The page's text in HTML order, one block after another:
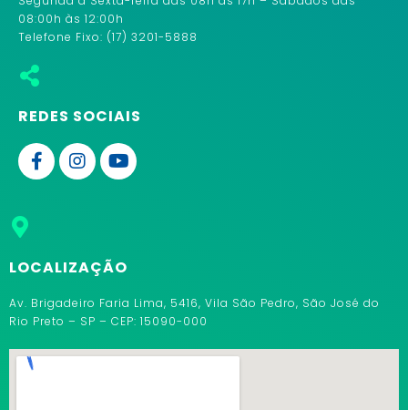
08:00h às 12:00h
Telefone Fixo: (17) 3201-5888
REDES SOCIAIS
LOCALIZAÇÃO
Av. Brigadeiro Faria Lima, 5416, Vila São Pedro, São José do
Rio Preto – SP – CEP: 15090-000